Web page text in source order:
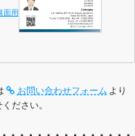
面用
お問い合わせフォーム より
ださい。